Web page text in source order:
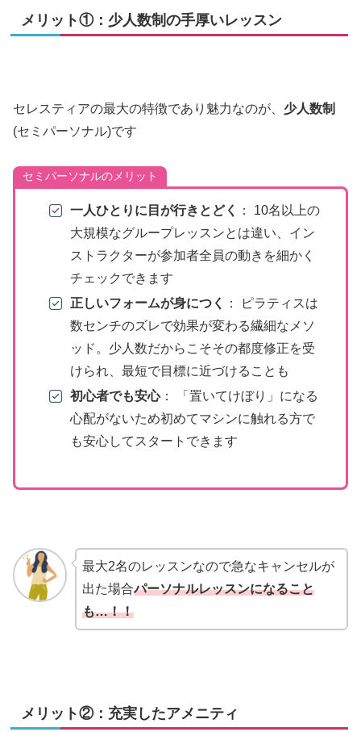
メリット①：少人数制の手厚いレッスン
セレスティアの最大の特徴であり魅力なのが、 少人数制
(セミパーソナル)です
セミパーソナルのメリット
一人ひとりに目が行きとどく
： 10名以上の
大規模なグループレッスンとは違い、イン
ストラクターが参加者全員の動きを細かく
チェックできます
正しいフォームが身につく
： ピラティスは
数センチのズレで効果が変わる繊細なメソ
ッド。少人数だからこそその都度修正を受
けられ、最短で目標に近づけることも
初心者でも安心： 「置いてけぼり」になる
心配がないため初めてマシンに触れる方で
も安心してスタートできます
最大2名のレッスンなので急なキャンセルが
出た場合パーソナルレッスンになること
も…！！
メリット②：充実したアメニティ